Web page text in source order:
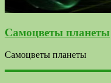
Самоцветы планеты
Самоцветы планеты